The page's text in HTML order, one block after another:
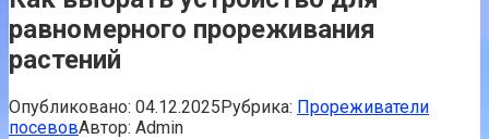
равномерного прореживания
растений
Опубликовано: 04.12.2025Рубрика: Прореживатели
посевовАвтор: Admin